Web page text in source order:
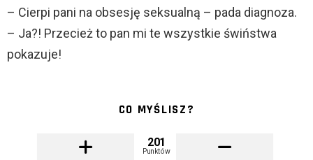
– Cierpi pani na obsesję seksualną – pada diagnoza.
– Ja?! Przecież to pan mi te wszystkie świństwa
pokazuje!
CO MYŚLISZ?
201
Punktów